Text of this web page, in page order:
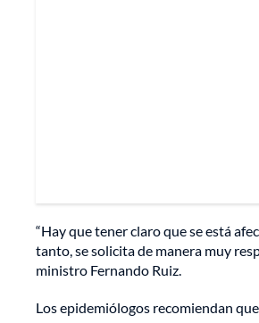
“Hay que tener claro que se está
tanto, se solicita de manera muy
ministro Fernando Ruiz.
Los epidemiólogos recomiendan